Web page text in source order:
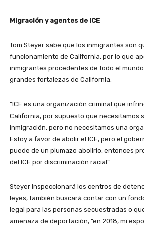
Migración y agentes de ICE
Tom Steyer sabe que los inmigrantes son
funcionamiento de California, por lo que
inmigrantes procedentes de todo el
grandes fortalezas de California.
“ICE es una organización criminal que
California, por supuesto que necesitamos
inmigración, pero no necesitamos una
Estoy a favor de abolir el ICE, pero el
puede de un plumazo abolirlo, entonces
del ICE por discriminación racial”.
Steyer inspeccionará los centros de
leyes, también buscará contar con un
legal para las personas secuestradas o
amenaza de deportación, “en 2018, mi